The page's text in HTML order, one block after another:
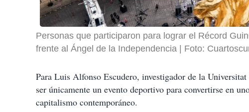
Personas que participaron para lograr el Récord
frente al Ángel de la Independencia
Foto:
Para Luis Alfonso Escudero, investigador de la
ser únicamente un evento deportivo para convertirse en
capitalismo contemporáneo.